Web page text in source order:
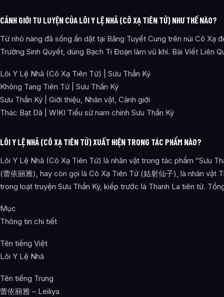
CẢNH GIỚI TU LUYỆN CỦA LÔI Y LỆ NHÃ (CÔ XẠ TIÊN TỬ) NHƯ THẾ NÀO?
Từ nhỏ nàng đã sống ẩn dật tại Băng Tuyết Cung trên núi Cô Xạ
Trường Sinh Quyết, dùng Bạch Ti Đoạn làm vũ khí. Bài Viết Liên
Lôi Y Lệ Nhã (Cô Xạ Tiên Tử) | Sưu Thần Ký
Không Tang Tiên Tử | Sưu Thần Ký
Sưu Thần Ký | Giới thiệu, Nhân vật, Cảnh giới
Thác Bạt Dã | WIKI Tiểu sử nam chính Sưu Thần Ký
LÔI Y LỆ NHÃ (CÔ XẠ TIÊN TỬ) XUẤT HIỆN TRONG TÁC PHẨM NÀO?
Lôi Y Lệ Nhã (Cô Xạ Tiên Tử) là nhân vật trong tác phẩm “Sưu
(蕾依丽雅), hay còn gọi là Cô Xạ Tiên Tử (姑射仙子), là nhân vật
trong loạt truyện Sưu Thần Ký, kiếp trước là Thanh La tiên tử.
Mục
Thông tin chi tiết
Tên tiếng Việt
Lôi Y Lệ Nhã
Tên tiếng Trung
蕾依丽雅 – Leiliya